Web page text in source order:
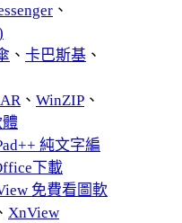
、
、 卡巴斯基 、
、 WinZIP 、
體
純文字編
下載
免費看圖軟
XnView